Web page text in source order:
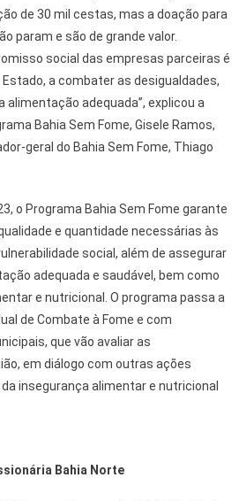
de 30 mil cestas, mas a doação para
param e são de grande valor.
social das empresas parceiras é
a combater as desigualdades,
alimentação adequada”, explicou a
Bahia Sem Fome, Gisele Ramos,
geral do Bahia Sem Fome, Thiago
o Programa Bahia Sem Fome garante
e quantidade necessárias às
social, além de assegurar
adequada e saudável, bem como
e nutricional. O programa passa a
de Combate à Fome e com
que vão avaliar as
em diálogo com outras ações
insegurança alimentar e nutricional
Bahia Norte